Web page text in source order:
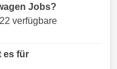
Jobs?
verfügbare
es für